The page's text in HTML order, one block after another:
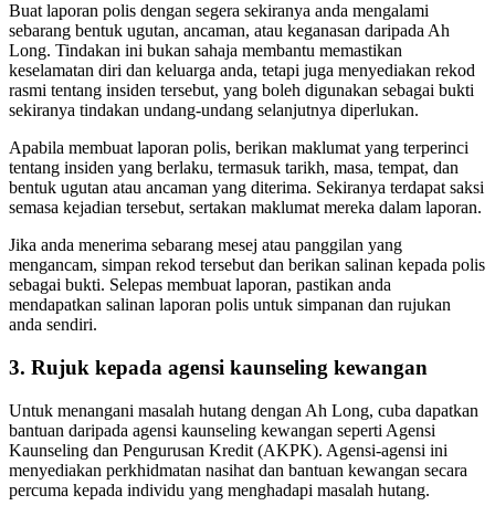
Buat laporan polis dengan segera sekiranya anda mengalami
sebarang bentuk ugutan, ancaman, atau keganasan daripada Ah
Long. Tindakan ini bukan sahaja membantu memastikan
keselamatan diri dan keluarga anda, tetapi juga menyediakan rekod
rasmi tentang insiden tersebut, yang boleh digunakan sebagai bukti
sekiranya tindakan undang-undang selanjutnya diperlukan.
Apabila membuat laporan polis, berikan maklumat yang terperinci
tentang insiden yang berlaku, termasuk tarikh, masa, tempat, dan
bentuk ugutan atau ancaman yang diterima. Sekiranya terdapat saksi
semasa kejadian tersebut, sertakan maklumat mereka dalam laporan.
Jika anda menerima sebarang mesej atau panggilan yang
mengancam, simpan rekod tersebut dan berikan salinan kepada polis
sebagai bukti. Selepas membuat laporan, pastikan anda
mendapatkan salinan laporan polis untuk simpanan dan rujukan
anda sendiri.
3. Rujuk kepada agensi kaunseling kewangan
Untuk menangani masalah hutang dengan Ah Long, cuba dapatkan
bantuan daripada agensi kaunseling kewangan seperti Agensi
Kaunseling dan Pengurusan Kredit (AKPK). Agensi-agensi ini
menyediakan perkhidmatan nasihat dan bantuan kewangan secara
percuma kepada individu yang menghadapi masalah hutang.